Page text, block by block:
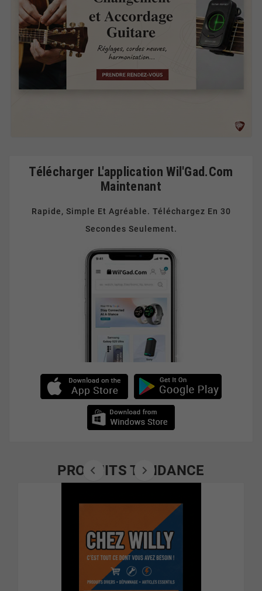
Télécharger L'application Wil'Gad.Com
Maintenant
Rapide, Simple Et Agréable. Téléchargez En 30
Secondes Seulement.
PRODUITS TENDANCE